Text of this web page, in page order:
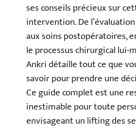
ses conseils précieux sur
intervention. De
aux soins postopératoires,
le processus chirurgical lui-
Ankri détaille tout ce que
savoir pour prendre une
Ce guide complet est une
inestimable pour toute
envisageant un lifting des